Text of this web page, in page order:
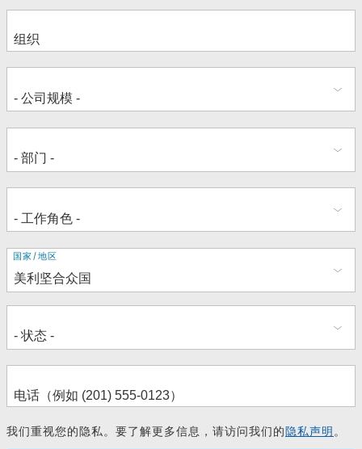
地
址
国家/地区
我们重视您的隐私。要了解更多信息，请访问我们的隐私声明。